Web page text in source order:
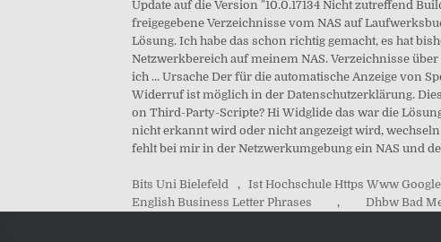
Bits Uni Bielefeld , Ist Hochschule Https Www
English Business Letter Phrases
, Dhbw Bad